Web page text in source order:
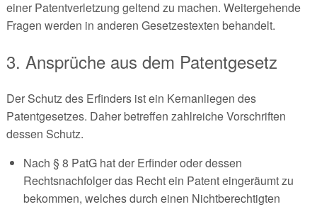
einer Patentverletzung geltend zu machen. Weitergehende
Fragen werden in anderen Gesetzestexten behandelt.
3. Ansprüche aus dem Patentgesetz
Der Schutz des Erfinders ist ein Kernanliegen des
Patentgesetzes. Daher betreffen zahlreiche Vorschriften
dessen Schutz.
Nach § 8 PatG hat der Erfinder oder dessen
Rechtsnachfolger das Recht ein Patent eingeräumt zu
bekommen, welches durch einen Nichtberechtigten